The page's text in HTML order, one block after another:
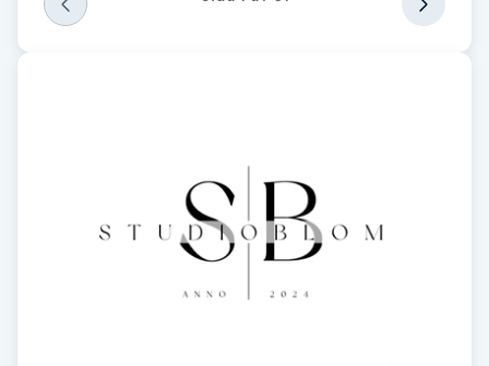
Fransk manikyr